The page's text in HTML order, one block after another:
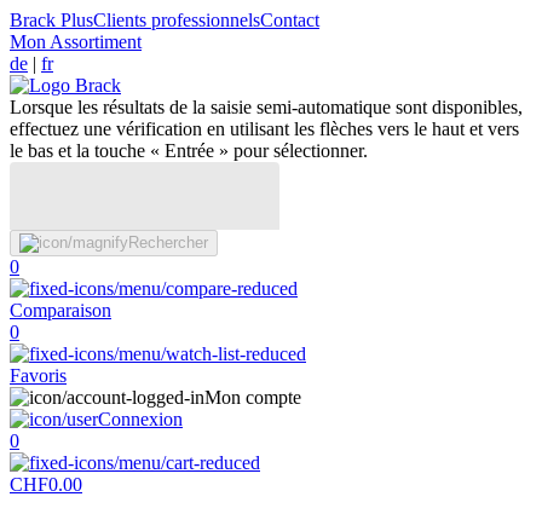
Brack PlusClients professionnelsContact
Mon Assortiment
de | fr
Lorsque les résultats de la saisie semi-automatique sont disponibles,
effectuez une vérification en utilisant les flèches vers le haut et vers
le bas et la touche « Entrée » pour sélectionner.
Rechercher
0
Comparaison
0
Favoris
Mon compte
Connexion
0
CHF0.00